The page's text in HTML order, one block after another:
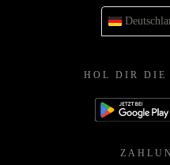
HOL DIR DIE